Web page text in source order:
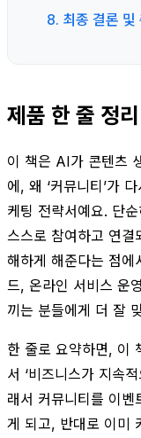
8. 최종 결론 및
제품 한 줄 정리
이 책은 AI가 콘텐츠
에, 왜 ‘커뮤니티’가
케팅 전략서예요. 단
스스로 참여하고 연결
해하게 해준다는 점
드, 온라인 서비스 운
끼는 분들에게 더 잘
한 줄로 요약하면, 이
서 ‘비즈니스가 지속
래서 커뮤니티를 이
게 되고, 반대로 이미